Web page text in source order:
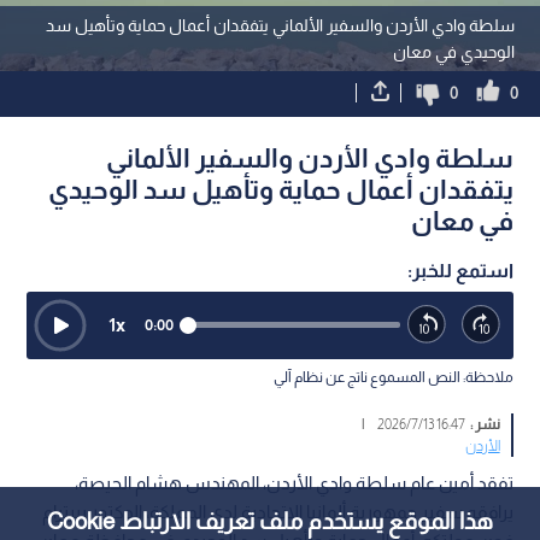
هذا الموقع يستخدم ملف تعريف الارتباط Cookie
سلطة وادي الأردن والسفير الألماني يتفقدان أعمال حماية وتأهيل سد
الوحيدي في معان
0
0
سلطة وادي الأردن والسفير الألماني
يتفقدان أعمال حماية وتأهيل سد الوحيدي
في معان
استمع للخبر:
0:00
1x
ملاحظة: النص المسموع ناتج عن نظام آلي
نشر :16:47 2026/7/13
|
الأردن
تفقد أمين عام سلطة وادي الأردن، المهندس هشام الحيصة،
يرافقه سفير جمهورية ألمانيا الاتحادية لدى المملكة، الدكتور بيرترام